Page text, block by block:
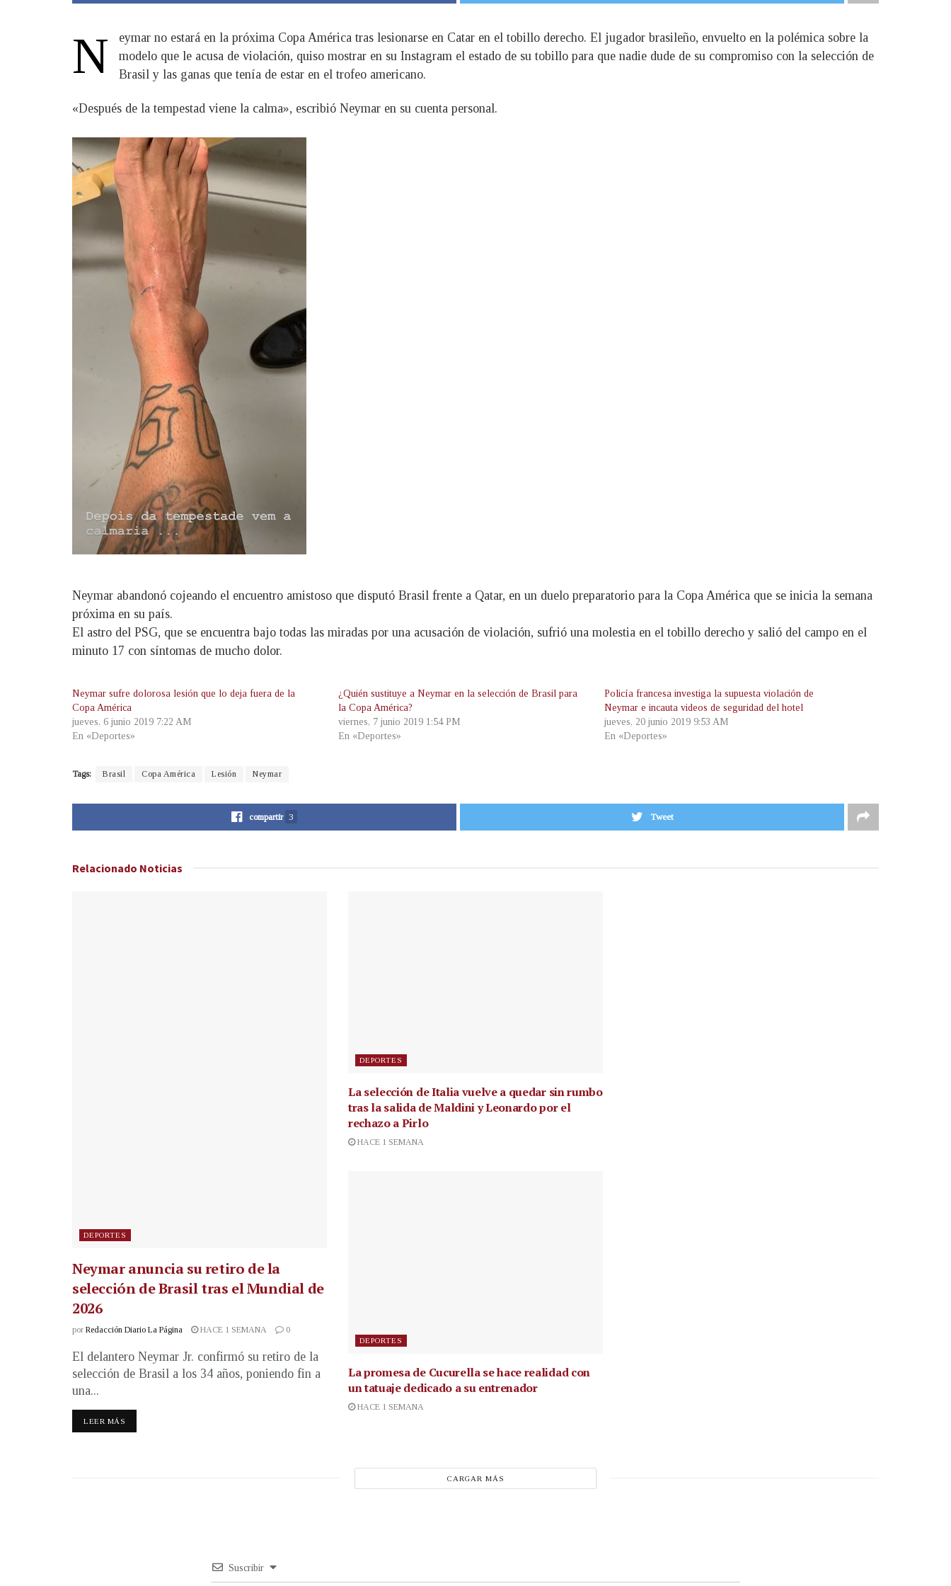
N
eymar no estará en la próxima Copa América tras lesionarse en Catar en el tobillo derecho. El jugador brasileño, envuelto en la polémica sobre la
modelo que le acusa de violación, quiso mostrar en su Instagram el estado de su tobillo para que nadie dude de su compromiso con la selección de
Brasil y las ganas que tenía de estar en el trofeo americano.
«Después de la tempestad viene la calma», escribió Neymar en su cuenta personal.
Neymar abandonó cojeando el encuentro amistoso que disputó Brasil frente a Qatar, en un duelo preparatorio para la Copa América que se inicia la semana
próxima en su país.
El astro del PSG, que se encuentra bajo todas las miradas por una acusación de violación, sufrió una molestia en el tobillo derecho y salió del campo en el
minuto 17 con síntomas de mucho dolor.
Neymar sufre dolorosa lesión que lo deja fuera de la
Copa América
jueves, 6 junio 2019 7:22 AM
En «Deportes»
¿Quién sustituye a Neymar en la selección de Brasil para
la Copa América?
viernes, 7 junio 2019 1:54 PM
En «Deportes»
Policía francesa investiga la supuesta violación de
Neymar e incauta videos de seguridad del hotel
jueves, 20 junio 2019 9:53 AM
En «Deportes»
Tags: Brasil Copa América Lesión Neymar
compartir 3 Tweet
Relacionado Noticias
DEPORTES
Neymar anuncia su retiro de la
selección de Brasil tras el Mundial de
2026
por Redacción Diario La Página HACE 1 SEMANA 0
El delantero Neymar Jr. confirmó su retiro de la
selección de Brasil a los 34 años, poniendo fin a
una...
LEER MÁS
DEPORTES
La selección de Italia vuelve a quedar sin rumbo
tras la salida de Maldini y Leonardo por el
rechazo a Pirlo
HACE 1 SEMANA
DEPORTES
La promesa de Cucurella se hace realidad con
un tatuaje dedicado a su entrenador
HACE 1 SEMANA
CARGAR MÁS
Suscribir